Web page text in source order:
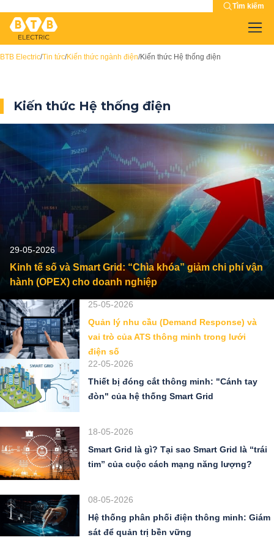
Tìm kiếm
BTB Electric/Tin tức/Kiến thức ngành điện/Kiến thức Hệ thống điện
Kiến thức Hệ thống điện
29-05-2026
Kinh tế số và Smart Grid: “Chìa khóa” giảm chi phí vận
hành (OPEX) cho doanh nghiệp
25-05-2026
Quản lý nhu cầu (Demand Response) và
vai trò của ATS thông minh trong lưới
điện số
22-05-2026
Thiết bị đóng cắt thông minh: "Cánh tay
đòn" của hệ thống Smart Grid
18-05-2026
Smart Grid là gì? Tại sao Smart Grid là “trái
tim” của cuộc cách mạng năng lượng?
08-05-2026
Hệ thống phân phối điện thông minh: Giám
sát để quản trị bền vững